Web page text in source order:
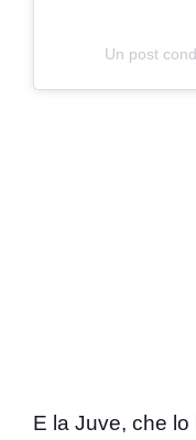
Un post
E la Juve, che lo